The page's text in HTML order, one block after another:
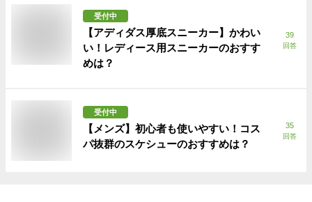
受付中
【アディダス厚底スニーカー】かわい
い！レディース用スニーカーのおすす
めは？
39
回答
受付中
【メンズ】初心者も使いやすい！コス
パ抜群のスケシューのおすすめは？
35
回答